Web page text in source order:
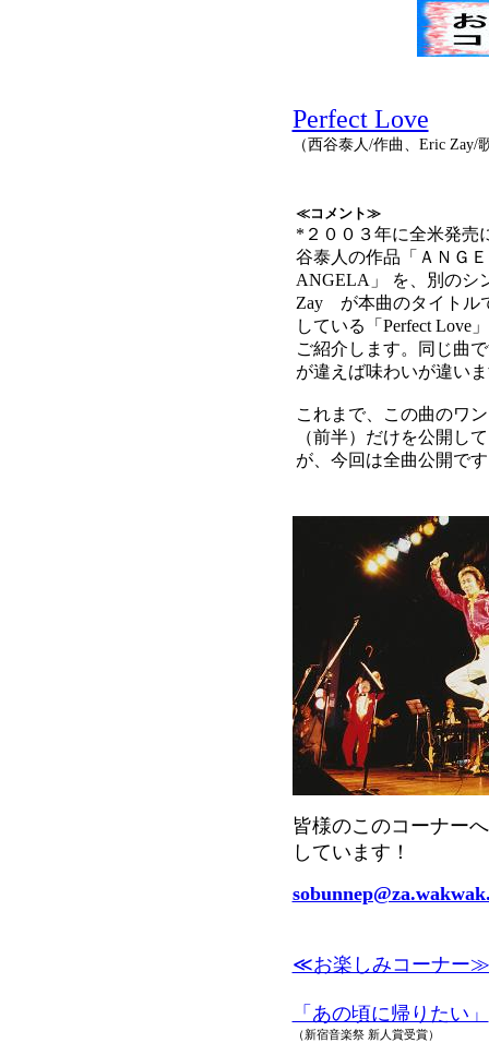
Perfect Love
（西谷泰人/作曲、Eric Zay/
≪コメント≫
*２００３年に全米発売
谷泰人の作品「ＡＮＧ
ANGELA」 を、別の
Zay が本曲のタイトル
している「Perfect Love
ご紹介します。同じ曲
が違えば味わいが違い
これまで、この曲のワ
（前半）だけを公開し
が、今回は全曲公開です
皆様のこのコーナー
しています！
≪お楽しみコーナー
「あの頃に帰りたい」
（新宿音楽祭 新人賞受賞）